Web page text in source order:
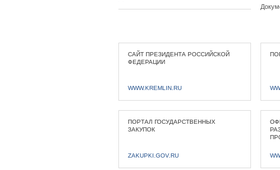
САЙТ ПРЕЗИДЕНТА РОССИЙСКОЙ
ФЕДЕРАЦИИ
WWW.KREMLIN.RU
ПОРТАЛ ГОСУДАРСТВЕННЫХ
ЗАКУПОК
ZAKUPKI.GOV.RU